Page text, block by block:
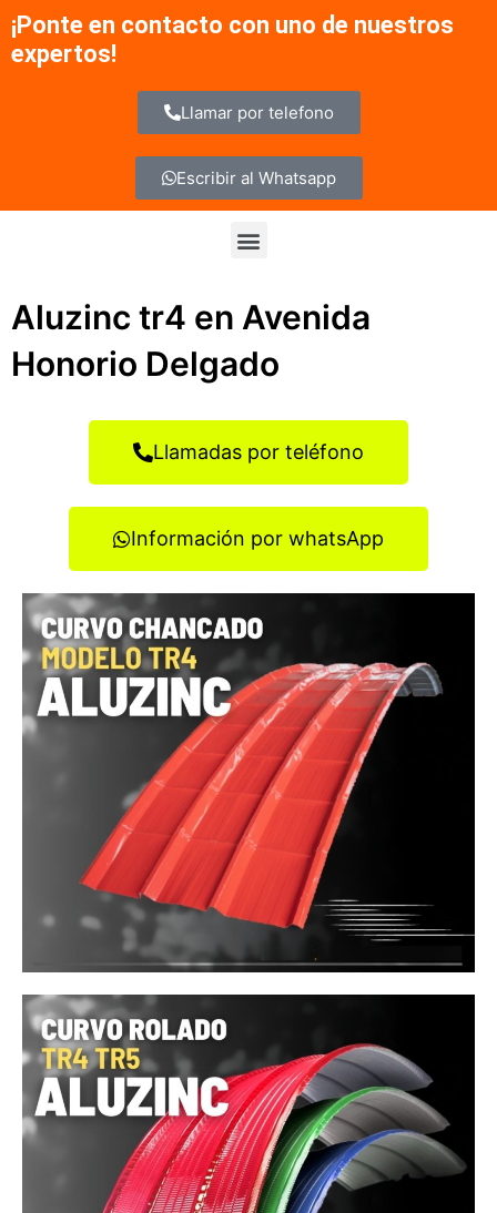
contenido
¡Ponte en contacto con uno de nuestros
expertos!
Llamar por telefono
Escribir al Whatsapp
Menu
Aluzinc tr4 en Avenida
Honorio Delgado
Llamadas por teléfono
Información por whatsApp